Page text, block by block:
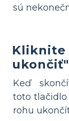
sú
Kliknite
ukončiť"
Keď
toto
rohu